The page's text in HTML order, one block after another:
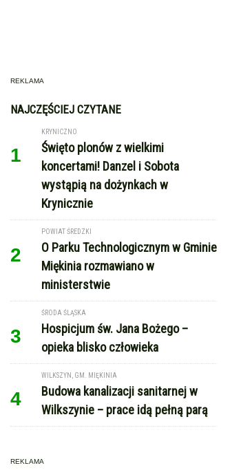
REKLAMA
NAJCZĘŚCIEJ CZYTANE
1
KRYNICZNO
Święto plonów z wielkimi
koncertami! Danzel i Sobota
wystąpią na dożynkach w
Krynicznie
2
POWIAT ŚREDZKI
O Parku Technologicznym w Gminie
Miękinia rozmawiano w
ministerstwie
3
ŚRODA ŚLĄSKA
Hospicjum św. Jana Bożego –
opieka blisko człowieka
4
WILKSZYN, GM. MIĘKINIA
Budowa kanalizacji sanitarnej w
Wilkszynie – prace idą pełną parą
REKLAMA